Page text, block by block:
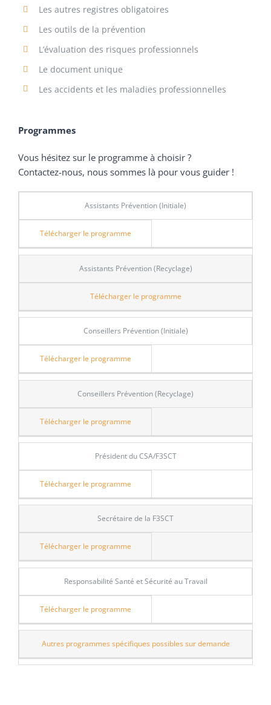
Les autres registres obligatoires
Les outils de la prévention
L’évaluation des risques professionnels
Le document unique
Les accidents et les maladies professionnelles
Programmes
Vous hésitez sur le programme à choisir ?
Contactez-nous, nous sommes là pour vous guider !
Assistants Prévention (Initiale)
Télécharger le programme
Assistants Prévention (Recyclage)
Télécharger le programme
Conseillers Prévention (Initiale)
Télécharger le programme
Conseillers Prévention (Recyclage)
Télécharger le programme
Président du CSA/F3SCT
Télécharger le programme
Secrétaire de la F3SCT
Télécharger le programme
Responsabilité Santé et Sécurité au Travail
Télécharger le programme
Autres programmes spécifiques possibles sur demande